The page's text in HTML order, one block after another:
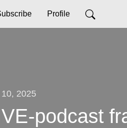
Profile
2025
podcast